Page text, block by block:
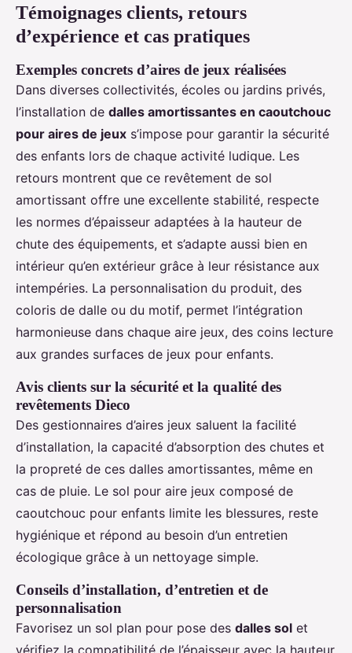
Témoignages clients, retours
d’expérience et cas pratiques
Exemples concrets d’aires de jeux réalisées
Dans diverses collectivités, écoles ou jardins privés,
l’installation de dalles amortissantes en caoutchouc
pour aires de jeux s’impose pour garantir la sécurité
des enfants lors de chaque activité ludique. Les
retours montrent que ce revêtement de sol
amortissant offre une excellente stabilité, respecte
les normes d’épaisseur adaptées à la hauteur de
chute des équipements, et s’adapte aussi bien en
intérieur qu’en extérieur grâce à leur résistance aux
intempéries. La personnalisation du produit, des
coloris de dalle ou du motif, permet l’intégration
harmonieuse dans chaque aire jeux, des coins lecture
aux grandes surfaces de jeux pour enfants.
Avis clients sur la sécurité et la qualité des
revêtements Dieco
Des gestionnaires d’aires jeux saluent la facilité
d’installation, la capacité d’absorption des chutes et
la propreté de ces dalles amortissantes, même en
cas de pluie. Le sol pour aire jeux composé de
caoutchouc pour enfants limite les blessures, reste
hygiénique et répond au besoin d’un entretien
écologique grâce à un nettoyage simple.
Conseils d’installation, d’entretien et de
personnalisation
Favorisez un sol plan pour pose des dalles sol et